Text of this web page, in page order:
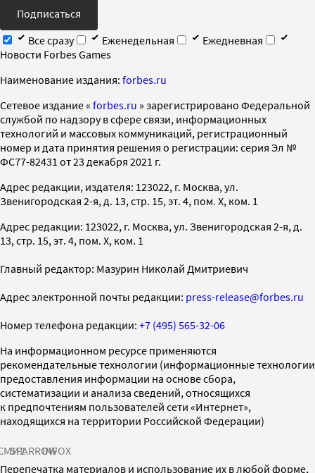
Подписаться
Все сразу
Еженедельная
Ежедневная
Новости Forbes Games
Наименование издания: forbes.ru
Cетевое издание « forbes.ru » зарегистрировано Федеральной
службой по надзору в сфере связи, информационных
технологий и массовых коммуникаций, регистрационный
номер и дата принятия решения о регистрации: серия Эл №
ФС77-82431 от 23 декабря 2021 г.
Адрес редакции, издателя: 123022, г. Москва, ул.
Звенигородская 2-я, д. 13, стр. 15, эт. 4, пом. X, ком. 1
Адрес редакции: 123022, г. Москва, ул. Звенигородская 2-я, д.
13, стр. 15, эт. 4, пом. X, ком. 1
Главный редактор: Мазурин Николай Дмитриевич
Адрес электронной почты редакции: press-release@forbes.ru
Номер телефона редакции: +7 (495) 565-32-06
На информационном ресурсе применяются
рекомендательные технологии (информационные технологии
предоставления информации на основе сбора,
систематизации и анализа сведений, относящихся
к предпочтениям пользователей сети «Интернет»,
находящихся на территории Российской Федерации)
SPARROWINFOX
Перепечатка материалов и использование их в любой форме,